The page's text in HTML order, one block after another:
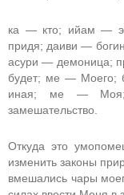
ка — кто; ийам —
придя; даиви —
асури — демоница;
будет; ме — Моего;
иная; ме — Моя;
замешательство.
Откуда это
изменить законы
вмешались чары